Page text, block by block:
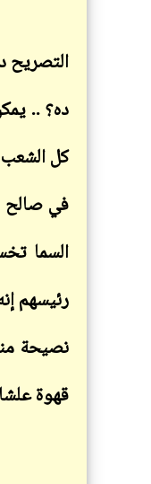
ده؟ ..
كل
في صالح
السما
رئيسهم
نصيحة
قهوة